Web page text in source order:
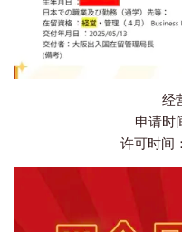
经
申请时
许可时间